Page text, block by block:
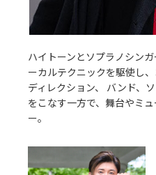
ハイトーンとソプラノシン
ーカルテクニックを駆使し、
ディレクション、 バンド、
をこなす一方で、舞台やミ
ー。